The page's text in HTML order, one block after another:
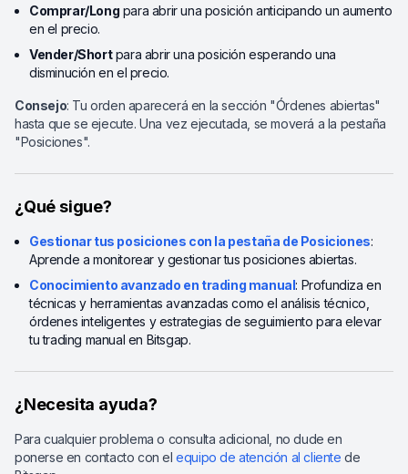
Comprar/Long para abrir una posición anticipando un aumento
en el precio.
Vender/Shortpara abrir una posición esperando una
disminución en el precio.
Consejo: Tu orden aparecerá en la sección "Órdenes abiertas"
hasta que se ejecute. Una vez ejecutada, se moverá a la pestaña
"Posiciones".
¿Qué sigue?
Gestionar tus posiciones con la pestaña de Posiciones:
Aprende a monitorear y gestionar tus posiciones abiertas.
Conocimiento avanzado en trading manual: Profundiza en
técnicas y herramientas avanzadas como el análisis técnico,
órdenes inteligentes y estrategias de seguimiento para elevar
tu trading manual en Bitsgap.
¿Necesita ayuda?
Para cualquier problema o consulta adicional, no dude en
ponerse en contacto con elequipo de atención al cliente de